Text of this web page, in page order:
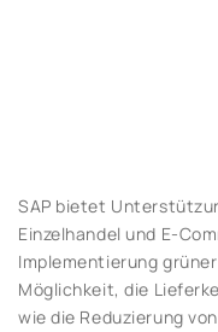
SAP bietet
Einzelhandel und E-
Implementierung
Möglichkeit, die
wie die Reduzierung